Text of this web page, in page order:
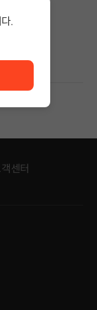
센터
.